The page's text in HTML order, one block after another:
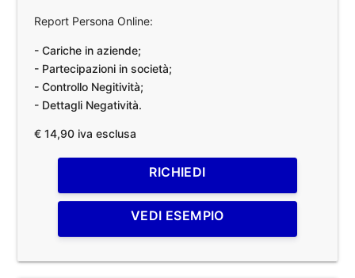
Report Persona Online:
- Cariche in aziende;
- Partecipazioni in società;
- Controllo Negitività;
- Dettagli Negatività.
€ 14,90 iva esclusa
RICHIEDI
VEDI ESEMPIO